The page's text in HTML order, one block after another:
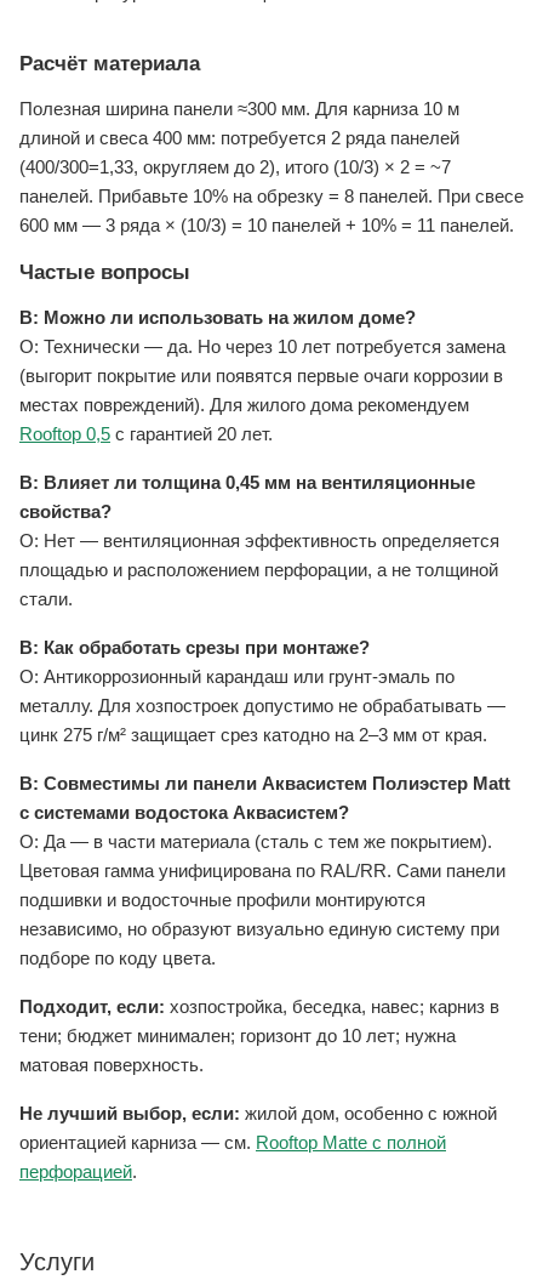
Расчёт материала
Полезная ширина панели ≈300 мм. Для карниза 10 м
длиной и свеса 400 мм: потребуется 2 ряда панелей
(400/300=1,33, округляем до 2), итого (10/3) × 2 = ~7
панелей. Прибавьте 10% на обрезку = 8 панелей. При свесе
600 мм — 3 ряда × (10/3) = 10 панелей + 10% = 11 панелей.
Частые вопросы
В: Можно ли использовать на жилом доме?
О: Технически — да. Но через 10 лет потребуется замена
(выгорит покрытие или появятся первые очаги коррозии в
местах повреждений). Для жилого дома рекомендуем
Rooftop 0,5 с гарантией 20 лет.
В: Влияет ли толщина 0,45 мм на вентиляционные
свойства?
О: Нет — вентиляционная эффективность определяется
площадью и расположением перфорации, а не толщиной
стали.
В: Как обработать срезы при монтаже?
О: Антикоррозионный карандаш или грунт-эмаль по
металлу. Для хозпостроек допустимо не обрабатывать —
цинк 275 г/м² защищает срез катодно на 2–3 мм от края.
В: Совместимы ли панели Аквасистем Полиэстер Matt
с системами водостока Аквасистем?
О: Да — в части материала (сталь с тем же покрытием).
Цветовая гамма унифицирована по RAL/RR. Сами панели
подшивки и водосточные профили монтируются
независимо, но образуют визуально единую систему при
подборе по коду цвета.
Подходит, если: хозпостройка, беседка, навес; карниз в
тени; бюджет минимален; горизонт до 10 лет; нужна
матовая поверхность.
Не лучший выбор, если: жилой дом, особенно с южной
ориентацией карниза — см. Rooftop Matte с полной
перфорацией.
Услуги